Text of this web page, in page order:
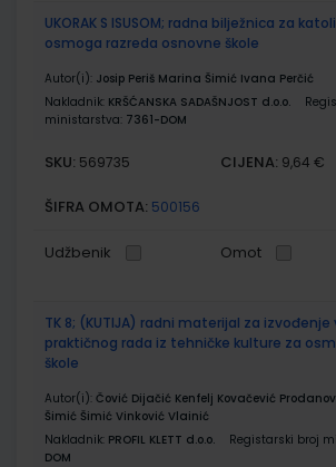
UKORAK S ISUSOM; radna bilježnica za
osmoga razreda osnovne škole
Autor(i): Josip Periš Marina Šimić Ivana Perčić
Nakladnik: KRŠĆANSKA SADAŠNJOST d.o.o.
ministarstva: 7361-DOM
SKU: 569735 CIJENA: 9,64 €
ŠIFRA OMOTA: 500156
Udžbenik Omot
TK 8; (KUTIJA) radni materijal za izvođenje
praktičnog rada iz tehničke kulture za
škole
Autor(i): Čović Dijačić Kenfelj Kovačević
Šimić Šimić Vinković Vlainić
Nakladnik: PROFIL KLETT d.o.o. Registarski broj
DOM